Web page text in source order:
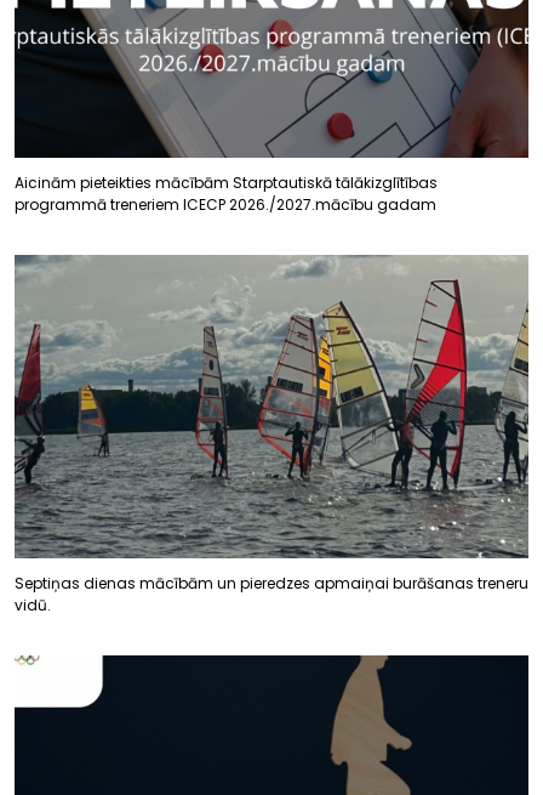
Aicinām pieteikties mācībām Starptautiskā tālākizglītības
programmā treneriem ICECP 2026./2027.mācību gadam
Septiņas dienas mācībām un pieredzes apmaiņai burāšanas treneru
vidū.